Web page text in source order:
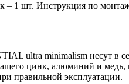
– 1 шт. Инструкция по
ultra minimalism несут
цинк, алюминий и медь,
правильной эксплуатации.